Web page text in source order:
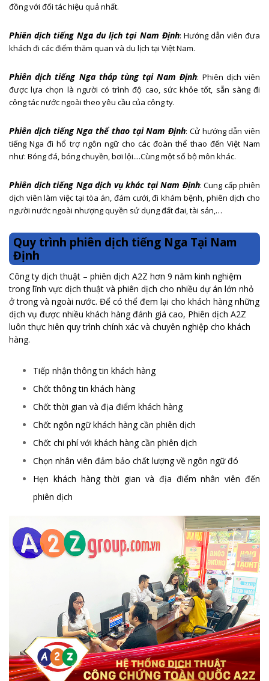
đồng với đối tác hiệu quả nhất.
Phiên dịch tiếng Nga du lịch tại Nam Định: Hướng dẫn viên đưa
khách đi các điểm thăm quan và du lịch tại Việt Nam.
Phiên dịch tiếng Nga tháp tùng tại Nam Định: Phiên dịch viên
được lựa chọn là người có trình độ cao, sức khỏe tốt, sẵn sàng đi
công tác nước ngoài theo yêu cầu của công ty.
Phiên dịch tiếng Nga thể thao tại Nam Định: Cử hướng dẫn viên
tiếng Nga đi hổ trợ ngôn ngữ cho các đoàn thể thao đến Việt Nam
như: Bóng đá, bóng chuyền, bơi lội....Cùng một số bộ môn khác.
Phiên dịch tiếng Nga dịch vụ khác tại Nam Định: Cung cấp phiên
dịch viên làm việc tại tòa án, đám cưới, đi khám bệnh, phiên dịch cho
người nước ngoài nhượng quyền sử dụng đất đai, tài sản,…
Quy trình phiên dịch tiếng Nga Tại Nam
Định
Công ty dịch thuật – phiên dịch A2Z hơn 9 năm kinh nghiệm
trong lĩnh vực dịch thuật và phiên dịch cho nhiều dự án lớn nhỏ
ở trong và ngoài nước. Để có thể đem lại cho khách hàng những
dịch vụ được nhiều khách hàng đánh giá cao, Phiên dịch A2Z
luôn thực hiên quy trình chính xác và chuyên nghiệp cho khách
hàng.
Tiếp nhận thông tin khách hàng
Chốt thông tin khách hàng
Chốt thời gian và địa điểm khách hàng
Chốt ngôn ngữ khách hàng cần phiên dịch
Chốt chi phí với khách hàng cần phiên dịch
Chọn nhân viên đảm bảo chất lượng về ngôn ngữ đó
Hẹn khách hàng thời gian và địa điểm nhân viên đến
phiên dịch